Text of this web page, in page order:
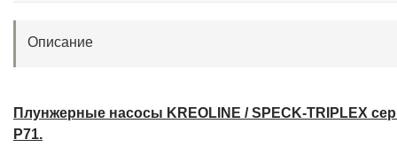
Описание
Плунжерные насосы KREOLINE / SPECK-TRIPLEX
P71.